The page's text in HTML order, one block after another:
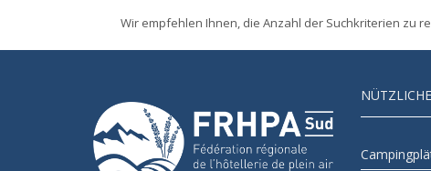
Wir empfehlen Ihnen, die Anzahl der Suchkriterien zu